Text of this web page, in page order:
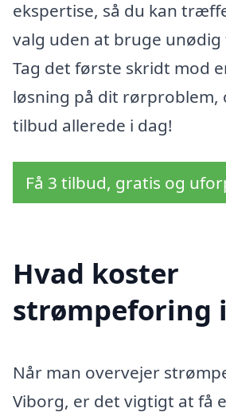
ekspertise, så du kan
valg uden at bruge
Tag det første skridt mod
løsning på dit rørproblem,
tilbud allerede i dag!
Få 3 tilbud, gratis og
Hvad koster
strømpeforing
Når man overvejer
Viborg, er det vigtigt at få